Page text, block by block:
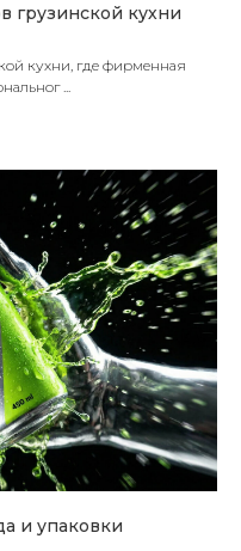
грузинской кухни
кухни, где фирменная
...
и упаковки